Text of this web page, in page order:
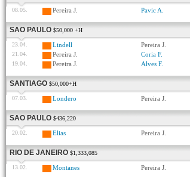
08.05. Pereira J. Pavic A.
SAO PAULO $50,000 +H
23.04. Lindell Pereira J.
21.04. Pereira J. Coria F.
19.04. Pereira J. Alves F.
SANTIAGO $50,000+H
07.03. Londero Pereira J.
SAO PAULO $436,220
20.02. Elias Pereira J.
RIO DE JANEIRO $1,333,085
13.02. Montanes Pereira J.